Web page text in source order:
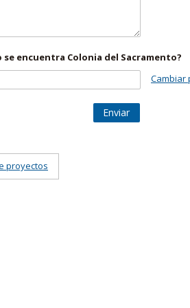
encuentra Colonia del Sacramento?
Cambiar
Enviar
proyectos